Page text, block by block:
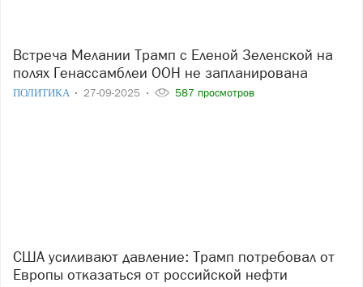
Встреча Мелании Трамп с Еленой Зеленской на
полях Генассамблеи ООН не запланирована
ПОЛИТИКА 27-09-2025 587 просмотров
США усиливают давление: Трамп потребовал от
Европы отказаться от российской нефти